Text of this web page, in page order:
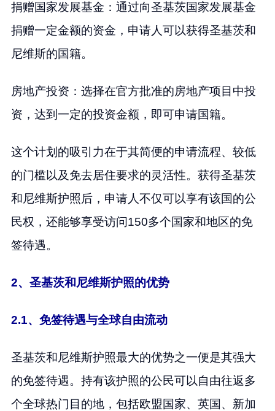
捐赠国家发展基金：通过向圣基茨国家发展基金
捐赠一定金额的资金，申请人可以获得圣基茨和
尼维斯的国籍。
房地产投资：选择在官方批准的房地产项目中投
资，达到一定的投资金额，即可申请国籍。
这个计划的吸引力在于其简便的申请流程、较低
的门槛以及免去居住要求的灵活性。获得圣基茨
和尼维斯护照后，申请人不仅可以享有该国的公
民权，还能够享受访问150多个国家和地区的免
签待遇。
2、圣基茨和尼维斯护照的优势
2.1、免签待遇与全球自由流动
圣基茨和尼维斯护照最大的优势之一便是其强大
的免签待遇。持有该护照的公民可以自由往返多
个全球热门目的地，包括欧盟国家、英国、新加